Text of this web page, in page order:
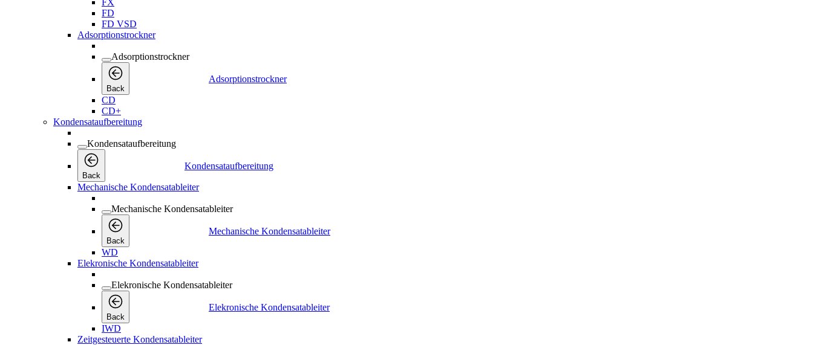
FX
FD
FD VSD
Adsorptionstrockner
Adsorptionstrockner
Back
Adsorptionstrockner
CD
CD+
Kondensataufbereitung
Kondensataufbereitung
Back
Kondensataufbereitung
Mechanische Kondensatableiter
Mechanische Kondensatableiter
Back
Mechanische Kondensatableiter
WD
Elekronische Kondensatableiter
Elekronische Kondensatableiter
Back
Elekronische Kondensatableiter
IWD
Zeitgesteuerte Kondensatableiter